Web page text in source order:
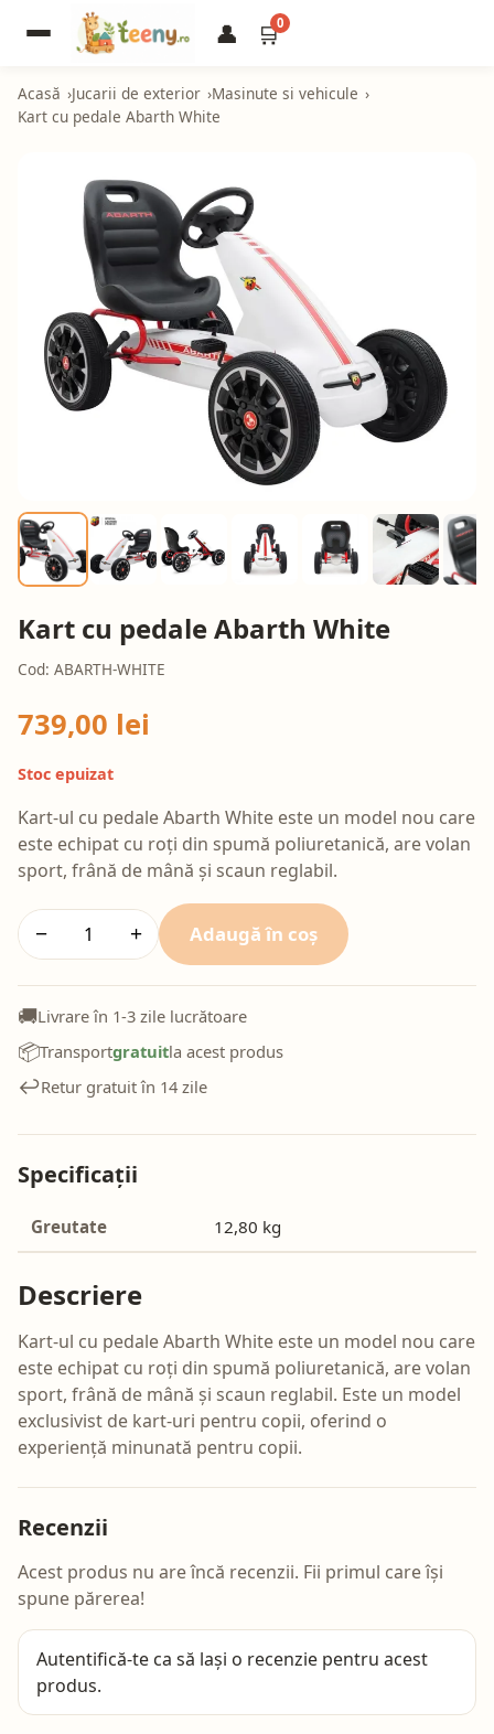
👤 🛒0
Acasă Jucarii de exterior Masinute si vehicule
Kart cu pedale Abarth White
Kart cu pedale Abarth White
Cod: ABARTH-WHITE
739,00 lei
Stoc epuizat
Kart-ul cu pedale Abarth White este un model nou care
este echipat cu roți din spumă poliuretanică, are volan
sport, frână de mână și scaun reglabil.
− + Adaugă în coș
🚚Livrare în 1-3 zile lucrătoare
📦Transportgratuitla acest produs
↩️Retur gratuit în 14 zile
Specificații
Greutate 12,80 kg
Descriere
Kart-ul cu pedale Abarth White este un model nou care
este echipat cu roți din spumă poliuretanică, are volan
sport, frână de mână și scaun reglabil. Este un model
exclusivist de kart-uri pentru copii, oferind o
experiență minunată pentru copii.
Recenzii
Acest produs nu are încă recenzii. Fii primul care își
spune părerea!
Autentifică-te ca să lași o recenzie pentru acest
produs.